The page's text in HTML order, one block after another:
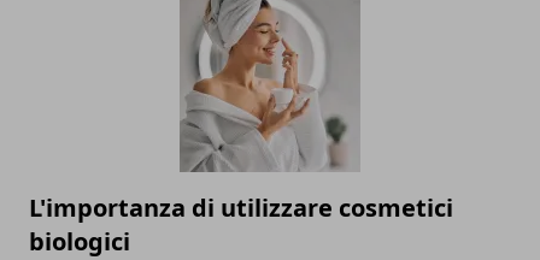
L'importanza di utilizzare cosmetici
biologici